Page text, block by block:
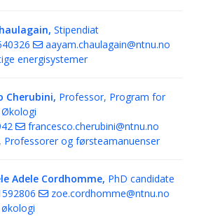
Stipendiat
aayam.chaulagain@ntnu.no
energisystemer
Cherubini, Professor, Program for
Økologi
francesco.cherubini@ntnu.no
, Professorer og førsteamanuenser
Adele Cordhomme, PhD candidate
zoe.cordhomme@ntnu.no